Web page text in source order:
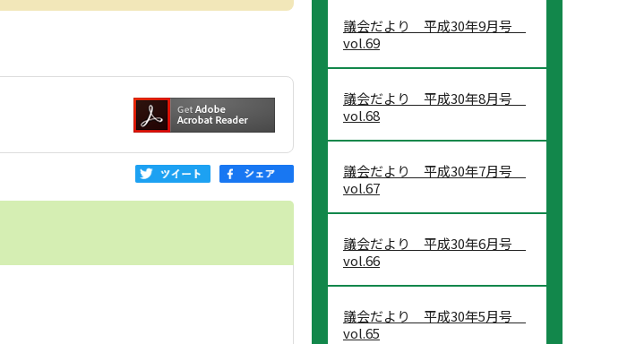
議会だより 平成30年9月号
vol.69
議会だより 平成30年8月号
vol.68
議会だより 平成30年7月号
vol.67
議会だより 平成30年6月号
vol.66
議会だより 平成30年5月号
vol.65